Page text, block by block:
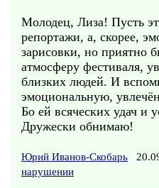
Молодец, Лиза! Пусть
репортажи, а, скорее,
зарисовки, но приятно
атмосферу фестиваля,
близких людей. И
эмоциональную,
Бо ей всяческих удач и
Дружески обнимаю!
Юрий Иванов-Скобарь
нарушении